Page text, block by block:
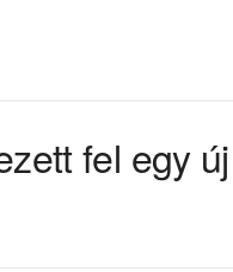
fel egy